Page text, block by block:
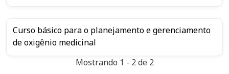
Curso básico para o planejamento e gerenciamento
de oxigênio medicinal
Mostrando 1 - 2 de 2